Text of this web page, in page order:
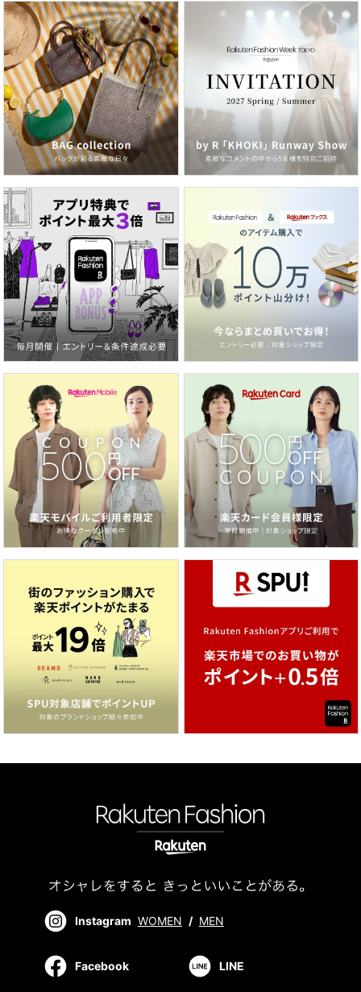
Instagram WOMEN / MEN
Facebook LINE